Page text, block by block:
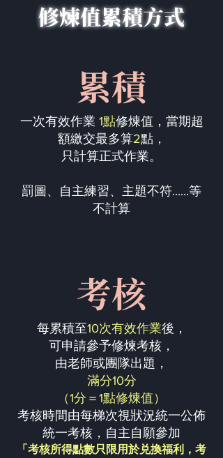
修煉值累積方式
累積
一次有效作業 1點修煉值，當期超
額繳交最多算2點，
只計算正式作業。
罰圖、自主練習、主題不符......等
不計算
考核
每累積至10次有效作業後，
可申請參予修煉考核，
由老師或團隊出題，
滿分10分
（1分＝1點修煉值）
考核時間由每梯次視狀況統一公佈
統一考核，自主自願參加
「考核所得點數只限用於兑換福利， 考